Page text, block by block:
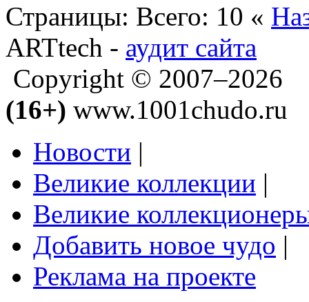
Страницы: Всего: 10 «
ARTtech - аудит сайта
Copyright © 2007–2026
(16+) www.1001chudo.ru
Новости |
Великие коллекции |
Великие
Добавить новое чудо |
Реклама на проекте